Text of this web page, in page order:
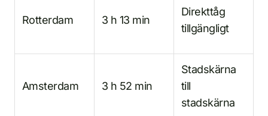
Rotterdam 3 h 13 min
Direkttåg
tillgängligt
Amsterdam 3 h 52 min
Stadskärna
till
stadskärna